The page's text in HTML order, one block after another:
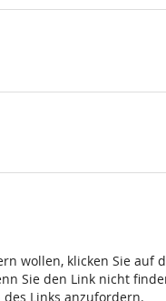
wollen, klicken Sie auf
Sie den Link nicht
Links anzufordern.